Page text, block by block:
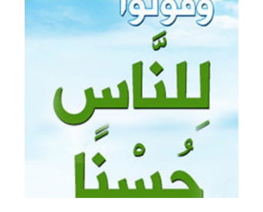
وقولوا للناس حسنا
أمر الله تعالى عباده أن يتخيروا من الألفاظ